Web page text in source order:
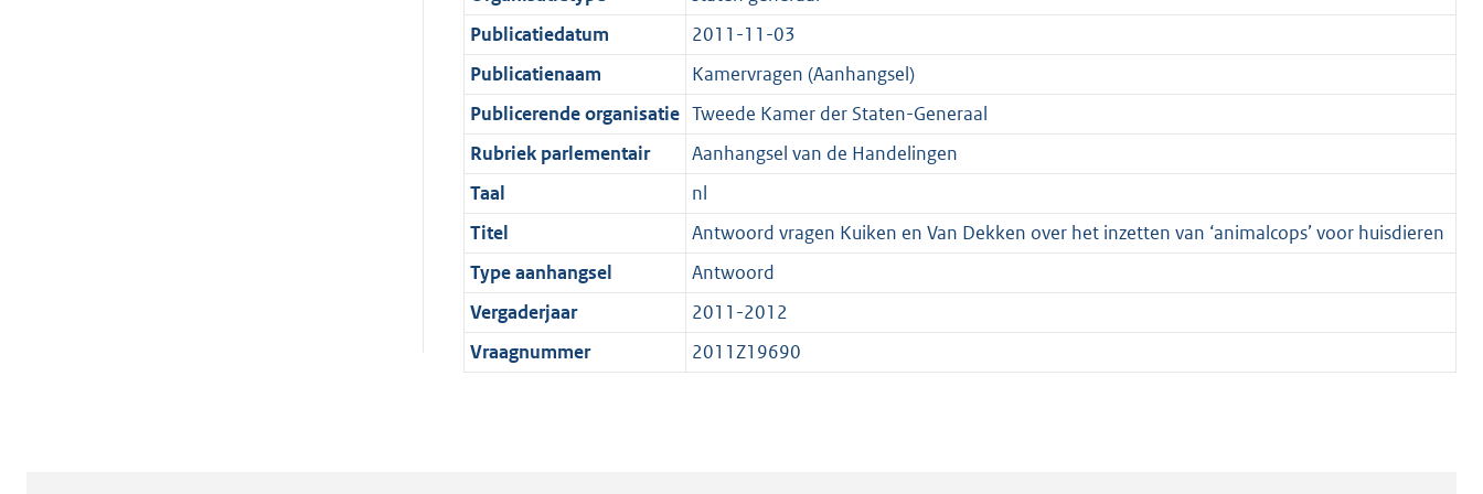
Publicatiedatum
2011-11-03
Publicatienaam
Kamervragen (Aanhangsel)
Publicerende organisatie Tweede Kamer der Staten-Generaal
Rubriek parlementair
Aanhangsel van de Handelingen
Taal
nl
Titel
Antwoord vragen Kuiken en Van Dekken over het inzetten van ‘animalcops’ voor huisdieren
Type aanhangsel
Antwoord
Vergaderjaar
2011-2012
Vraagnummer
2011Z19690